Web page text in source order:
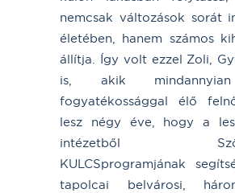
nemcsak változások sorát
életében, hanem számos
állítja. Így volt ezzel Zoli,
is, akik
fogyatékossággal élő
lesz négy éve, hogy a
intézetből
KULCSprogramjának
tapolcai belvárosi,